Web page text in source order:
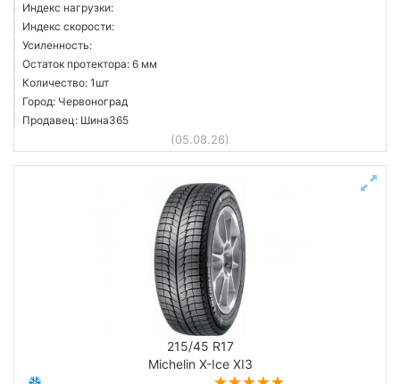
Индекс нагрузки:
Индекс скорости:
Усиленность:
Остаток протектора: 6 мм
Количество: 1шт
Город: Червоноград
Продавец: Шина365
(05.08.26)
215/45 R17
Michelin X-Ice XI3